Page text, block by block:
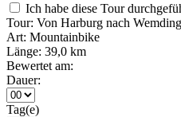
Ich habe diese Tour
Tour: Von Harburg nach
Art: Mountainbike
Länge: 39,0 km
Bewertet am:
Dauer:
Tag(e)